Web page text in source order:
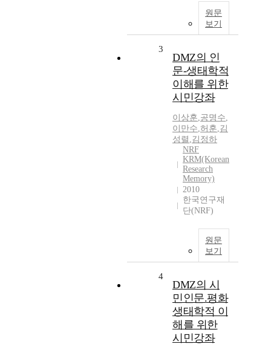
원문
보기
3
DMZ의 인
문-생태학적
이해를 위한
시민강좌
이상훈,공명수,
이만수,허훈,김
성렬 ,김정하
NRF
KRM(Korean
Research
Memory)
2010
한국연구재
단(NRF)
원문
보기
4
DMZ의 시
민인문.평화
생태학적 이
해를 위한
시민강좌